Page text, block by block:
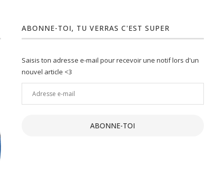
ABONNE-TOI, TU VERRAS C'EST SUPER
Saisis ton adresse e-mail pour recevoir une notif lors d'un
nouvel article <3
Adresse
ABONNE-TOI
:
Un joli petit Lot : 10 activités
19 Juil 2021